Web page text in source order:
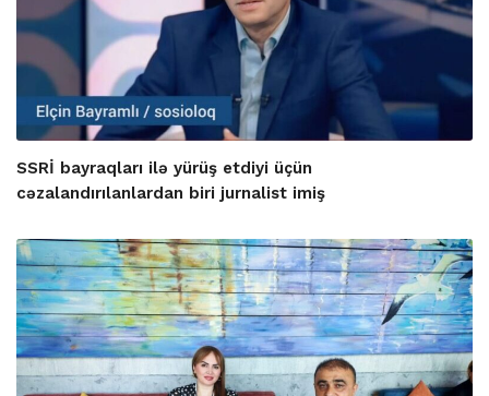
SSRİ bayraqları ilə yürüş etdiyi üçün
cəzalandırılanlardan biri jurnalist imiş